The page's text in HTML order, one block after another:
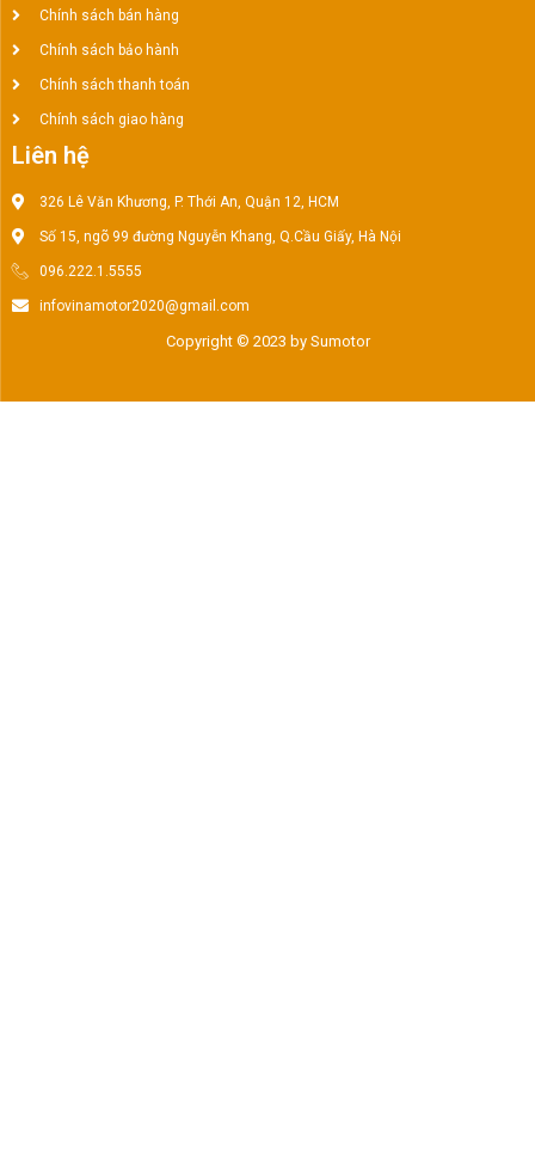
Chính sách bán hàng
Chính sách bảo hành
Chính sách thanh toán
Chính sách giao hàng
Liên hệ
326 Lê Văn Khương, P. Thới An, Quận 12, HCM
Số 15, ngõ 99 đường Nguyễn Khang, Q.Cầu Giấy, Hà Nội
096.222.1.5555
infovinamotor2020@gmail.com
Copyright © 2023 by Sumotor